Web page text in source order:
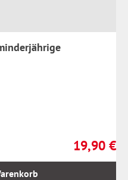
Regulärer
19,90 €